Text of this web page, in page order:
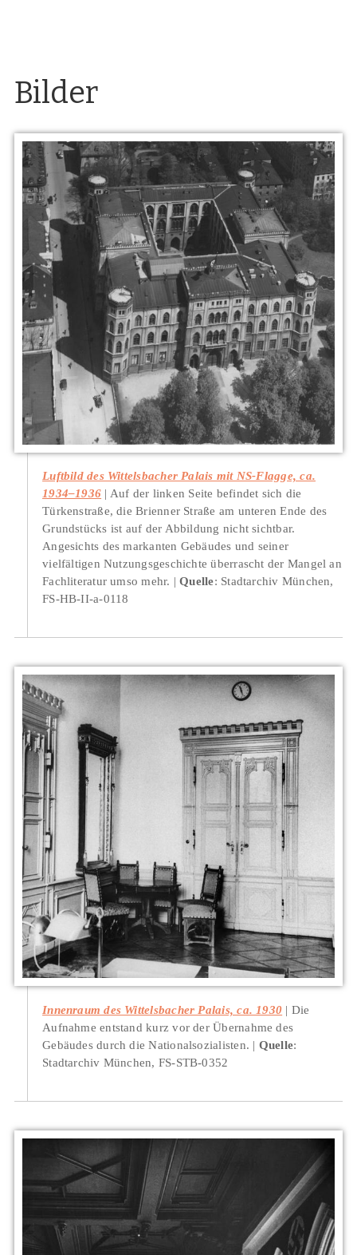
Bilder
Luftbild des Wittelsbacher Palais mit NS-Flagge, ca.
1934–1936
Auf der linken Seite befindet sich die
Türkenstraße, die Brienner Straße am unteren Ende des
Grundstücks ist auf der Abbildung nicht sichtbar.
Angesichts des markanten Gebäudes und seiner
vielfältigen Nutzungsgeschichte überrascht der Mangel an
Fachliteratur umso mehr.
Quelle: Stadtarchiv München,
FS-HB-II-a-0118
Innenraum des Wittelsbacher Palais, ca. 1930
Die
Aufnahme entstand kurz vor der Übernahme des
Gebäudes durch die Nationalsozialisten.
Quelle:
Stadtarchiv München, FS-STB-0352